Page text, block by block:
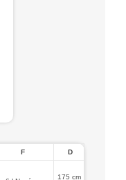
F D
175 cm